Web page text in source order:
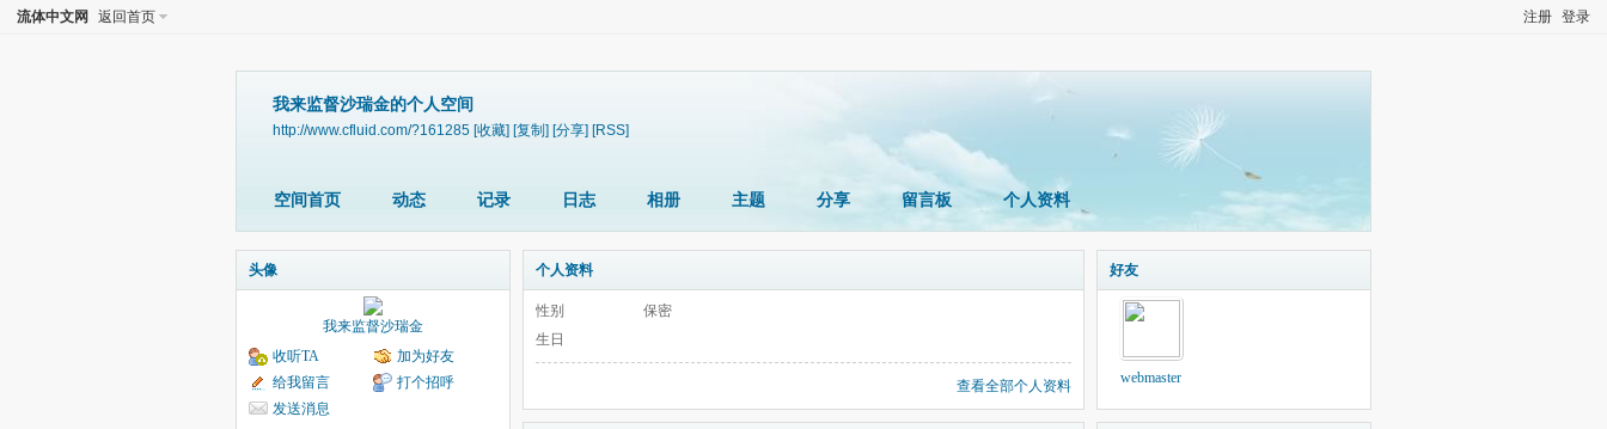
注册 登录
流体中文网 返回首页
我来监督沙瑞金的个人空间
http://www.cfluid.com/?161285 [收藏] [复制] [分享] [RSS]
空间首页 动态 记录 日志 相册 主题 分享 留言板 个人资料
头像
我来监督沙瑞金
收听TA
加为好友
给我留言
打个招呼
发送消息
个人资料
性别
保密
生日
查看全部个人资料
好友
webmaster